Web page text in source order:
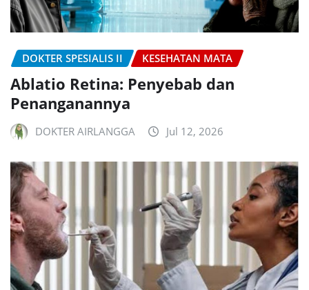
DOKTER SPESIALIS II KESEHATAN MATA
Ablatio Retina: Penyebab dan
Penanganannya
DOKTER AIRLANGGA Jul 12, 2026